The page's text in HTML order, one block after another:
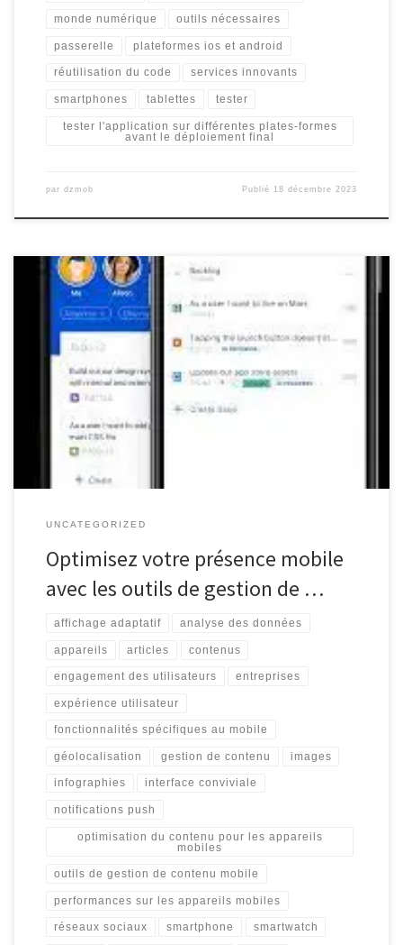
monde numérique outils nécessaires
passerelle plateformes ios et android
réutilisation du code services innovants
smartphones tablettes tester
tester l'application sur différentes plates-formes
avant le déploiement final
par dzmob Publié 18 décembre 2023
Les outils de gestion de contenu mobile : simplifiez la gestion de
vos contenus sur tous les appareils Avec l’évolution constante des
technologies mobiles, il est essentiel pour les entreprises de
s’adapter et d’optimiser leur présence en ligne sur tous les
appareils. C’est là que les outils de gestion de […]
UNCATEGORIZED
Optimisez votre présence mobile
avec les outils de gestion de …
affichage adaptatif analyse des données
appareils articles contenus
engagement des utilisateurs entreprises
expérience utilisateur
fonctionnalités spécifiques au mobile
géolocalisation gestion de contenu images
infographies interface conviviale
notifications push
optimisation du contenu pour les appareils
mobiles
outils de gestion de contenu mobile
performances sur les appareils mobiles
réseaux sociaux smartphone smartwatch